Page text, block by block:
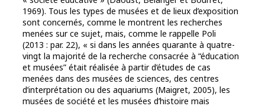
1969). Tous les types de musées et de lieux d’exposition
sont concernés, comme le montrent les recherches
menées sur ce sujet, mais, comme le rappelle Poli
(2013 : par. 22), « si dans les années quarante à quatre-
vingt la majorité de la recherche consacrée à “éducation
et musées” était réalisée à partir d’études de cas
menées dans des musées de sciences, des centres
d’interprétation ou des aquariums (Maigret, 2005), les
musées de société et les musées d’histoire mais